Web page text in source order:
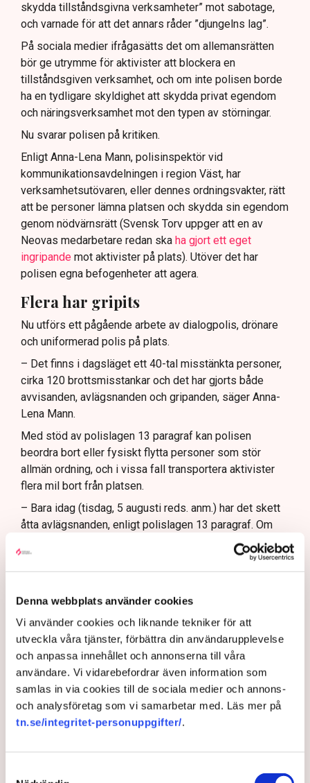
Denna webbplats använder cookies
Vi använder cookies och liknande tekniker för att
utveckla våra tjänster, förbättra din användarupplevelse
och anpassa innehållet och annonserna till våra
användare. Vi vidarebefordrar även information som
samlas in via cookies till de sociala medier och annons-
och analysföretag som vi samarbetar med. Läs mer på
tn.se/integritet-personuppgifter/.
skydda tillståndsgivna verksamheter” mot sabotage,
och varnade för att det annars råder ”djungelns lag”.
På sociala medier ifrågasätts det om allemansrätten
bör ge utrymme för aktivister att blockera en
tillståndsgiven verksamhet, och om inte polisen borde
ha en tydligare skyldighet att skydda privat egendom
och näringsverksamhet mot den typen av störningar.
Nu svarar polisen på kritiken.
Enligt Anna-Lena Mann, polisinspektör vid
kommunikationsavdelningen i region Väst, har
verksamhetsutövaren, eller dennes ordningsvakter, rätt
att be personer lämna platsen och skydda sin egendom
genom nödvärnsrätt (Svensk Torv uppger att en av
Neovas medarbetare redan ska ha gjort ett eget
ingripande mot aktivister på plats). Utöver det har
polisen egna befogenheter att agera.
Flera har gripits
Nu utförs ett pågående arbete av dialogpolis, drönare
och uniformerad polis på plats.
– Det finns i dagsläget ett 40-tal misstänkta personer,
cirka 120 brottsmisstankar och det har gjorts både
avvisanden, avlägsnanden och gripanden, säger Anna-
Lena Mann.
Med stöd av polislagen 13 paragraf kan polisen
beordra bort eller fysiskt flytta personer som stör
allmän ordning, och i vissa fall transportera aktivister
flera mil bort från platsen.
– Bara idag (tisdag, 5 augusti reds. anm.) har det skett
åtta avlägsnanden, enligt polislagen 13 paragraf. Om
personerna vägrar att följa order och det olaga intrånget
fortsätter, kan de gripas misstänkta för brott, säger hon.
är att vara opartisk, att följa lagstiftningen och att
frågan.
Rätten har sina gränser
industriområde. Det innebär att allemansrätten i
grunden gäller på platsen. Men den rätten har sina